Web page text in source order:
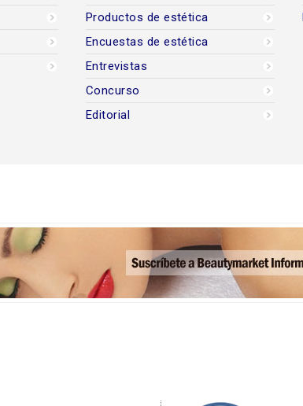
Productos de estética
Encuestas de estética
Entrevistas
Concurso
Editorial